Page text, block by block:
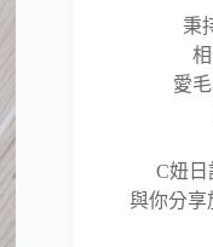
秉
愛
C妞日
與你分享